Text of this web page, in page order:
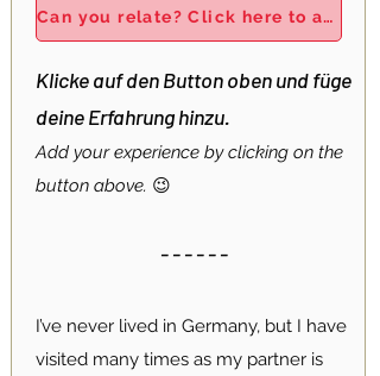
Can you relate? Click here to add your own story!
Klicke auf den Button oben und füge
deine Erfahrung hinzu.
Add your experience by clicking on the
button above. 😉
- - - - - -
I’ve never lived in Germany, but I have
visited many times as my partner is